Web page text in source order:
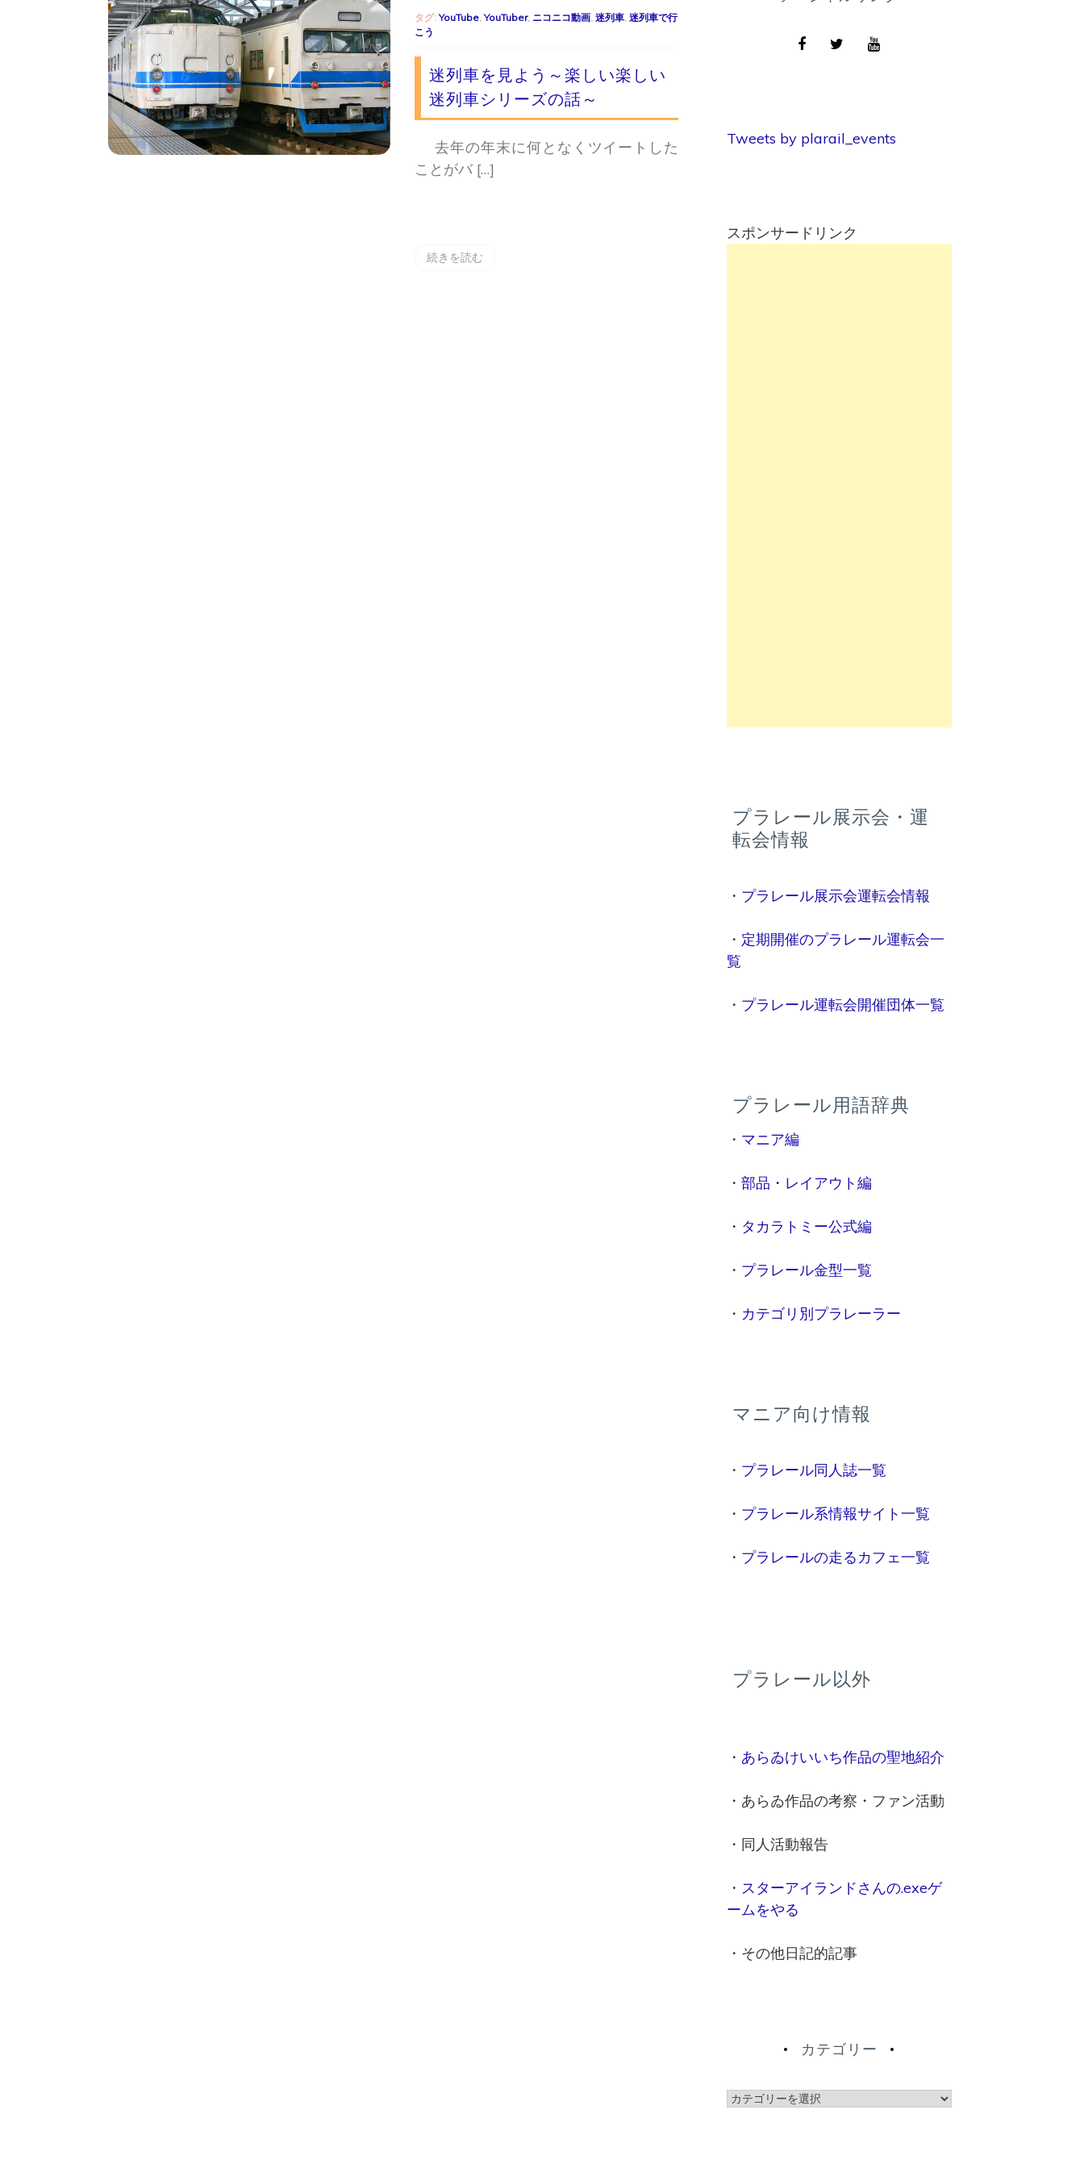
タグ:YouTube,YouTuber, ニコニコ動画,迷列車,迷列車で行
こう
迷列車を見よう～楽しい楽しい
迷列車シリーズの話～
去年の年末に何となくツイートした
ことがバ […]
続きを読む
Tweets by plarail_events
スポンサードリンク
プラレール展示会・運
転会情報
・ プラレール展示会運転会情報
・ 定期開催のプラレール運転会一
覧
・ プラレール運転会開催団体一覧
プラレール用語辞典
・ マニア編
・部品・レイアウト編
・ タカラトミー公式編
・ プラレール金型一覧
・ カテゴリ別プラレーラー
マニア向け情報
・ プラレール同人誌一覧
・ プラレール系情報サイト一覧
・ プラレールの走るカフェ一覧
プラレール以外
・ あらゐけいいち作品の聖地紹介
・あらゐ作品の考察・ファン活動
・同人活動報告
・ スターアイランドさんの.exeゲ
ームをやる
・その他日記的記事
カテゴリー
カ